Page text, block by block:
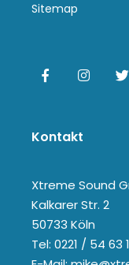
Sitemap
Kontakt
Xtreme Sound
Kalkarer Str. 2
50733 Köln
Tel: 0221 / 54 63